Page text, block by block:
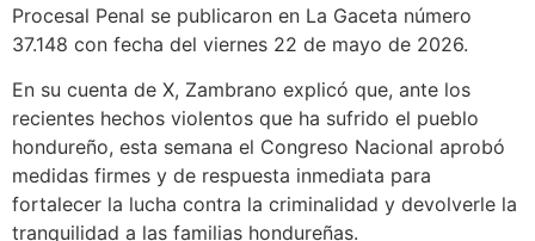
Procesal Penal se publicaron en La Gaceta número
37.148 con fecha del viernes 22 de mayo de 2026.
En su cuenta de X, Zambrano explicó que, ante los
recientes hechos violentos que ha sufrido el pueblo
hondureño, esta semana el Congreso Nacional aprobó
medidas firmes y de respuesta inmediata para
fortalecer la lucha contra la criminalidad y devolverle la
tranquilidad a las familias hondureñas.